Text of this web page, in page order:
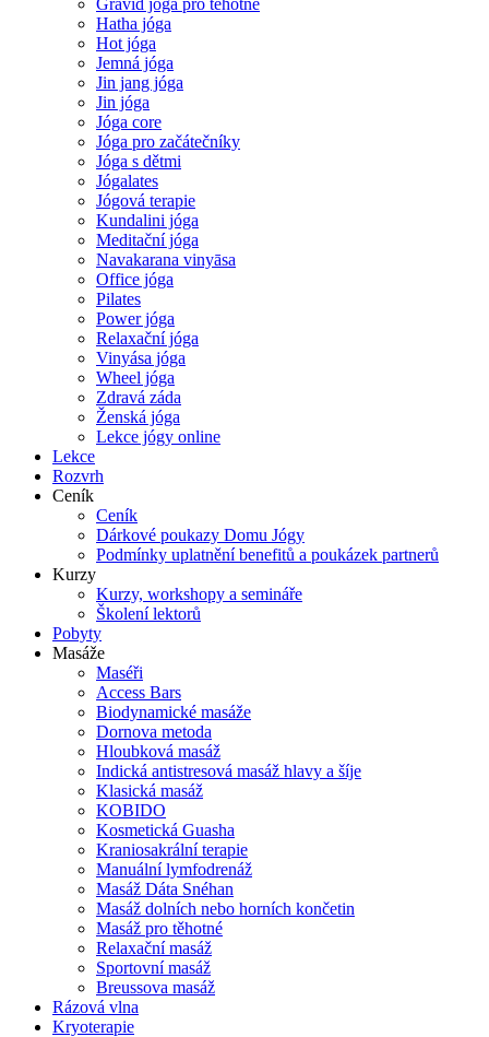
Gravid jóga pro těhotné
Hatha jóga
Hot jóga
Jemná jóga
Jin jang jóga
Jin jóga
Jóga core
Jóga pro začátečníky
Jóga s dětmi
Jógalates
Jógová terapie
Kundalini jóga
Meditační jóga
Navakarana vinyāsa
Office jóga
Pilates
Power jóga
Relaxační jóga
Vinyása jóga
Wheel jóga
Zdravá záda
Ženská jóga
Lekce jógy online
Lekce
Rozvrh
Ceník
Ceník
Dárkové poukazy Domu Jógy
Podmínky uplatnění benefitů a poukázek partnerů
Kurzy
Kurzy, workshopy a semináře
Školení lektorů
Pobyty
Masáže
Maséři
Access Bars
Biodynamické masáže
Dornova metoda
Hloubková masáž
Indická antistresová masáž hlavy a šíje
Klasická masáž
KOBIDO
Kosmetická Guasha
Kraniosakrální terapie
Manuální lymfodrenáž
Masáž Dáta Snéhan
Masáž dolních nebo horních končetin
Masáž pro těhotné
Relaxační masáž
Sportovní masáž
Breussova masáž
Rázová vlna
Kryoterapie